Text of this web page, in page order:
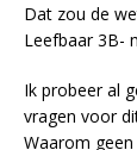
Dat zou de
Leefbaar 3B-
Ik probeer al
vragen voor
Waarom